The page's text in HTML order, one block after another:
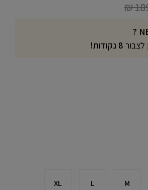
₪
לצבור
M
L
XL